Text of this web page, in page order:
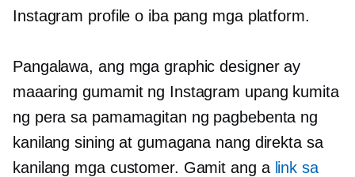
Instagram profile o iba pang mga platform.
Pangalawa, ang mga graphic designer ay
maaaring gumamit ng Instagram upang kumita
ng pera sa pamamagitan ng pagbebenta ng
kanilang sining at gumagana nang direkta sa
kanilang mga customer. Gamit ang a link sa